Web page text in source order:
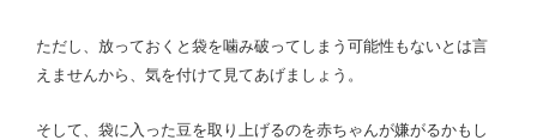
ただし、放っておくと袋を噛み破ってしまう可能性もないとは言
えませんから、気を付けて見てあげましょう。
そして、袋に入った豆を取り上げるのを赤ちゃんが嫌がるかもし